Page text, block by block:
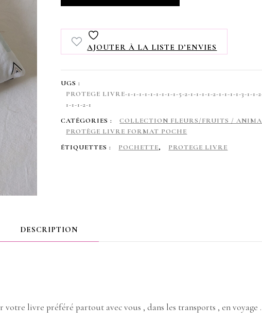
livre
format
poche
des
Cactus
avec
AJOUTER À LA LISTE D’ENVIES
UGS :
PROTEGE LIVRE-1-1-1-1-1-1-1-1-1-5-2-1-1-1-1-2-1-1-1-1-3-1-1-
1-1-1-2-1
CATÉGORIES :
COLLECTION FLEURS/FRUITS /
PROTÈGE LIVRE FORMAT POCHE
ÉTIQUETTES :
POCHETTE, PROTEGE LIVRE
DESCRIPTION
votre livre préféré partout avec vous , dans les transports , en voyage